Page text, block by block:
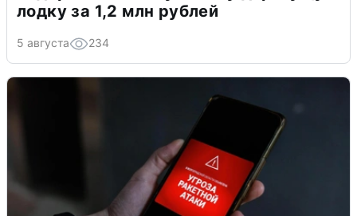
лодку за 1,2 млн рублей
5 августа 234